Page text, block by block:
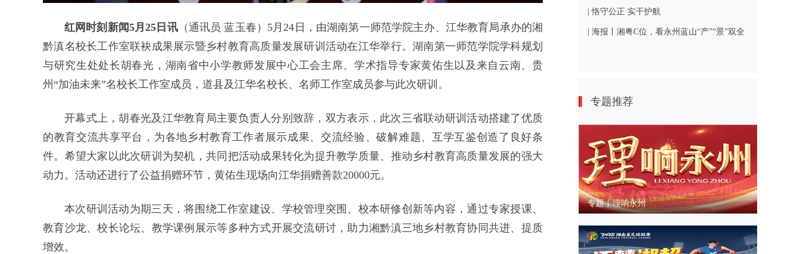
红网时刻新闻5月25日讯（通讯员 蓝玉春）5月24日，由湖南第一师范学院主办、江华教育局承办的湘
黔滇名校长工作室联袂成果展示暨乡村教育高质量发展研训活动在江华举行。湖南第一师范学院学科规划
与研究生处处长胡春光，湖南省中小学教师发展中心工会主席、学术指导专家黄佑生以及来自云南、贵
州“加油未来”名校长工作室成员，道县及江华名校长、名师工作室成员参与此次研训。
开幕式上，胡春光及江华教育局主要负责人分别致辞，双方表示，此次三省联动研训活动搭建了优质
的教育交流共享平台，为各地乡村教育工作者展示成果、交流经验、破解难题、互学互鉴创造了良好条
件。希望大家以此次研训为契机，共同把活动成果转化为提升教学质量、推动乡村教育高质量发展的强大
动力。活动还进行了公益捐赠环节，黄佑生现场向江华捐赠善款20000元。
本次研训活动为期三天，将围绕工作室建设、学校管理突围、校本研修创新等内容，通过专家授课、
教育沙龙、校长论坛、教学课例展示等多种方式开展交流研讨，助力湘黔滇三地乡村教育协同共进、提质
增效。
| 恪守公正 实干护航
| 海报丨湘粤C位，看永州蓝山“产”“景”双全
专题推荐
专题丨理响永州